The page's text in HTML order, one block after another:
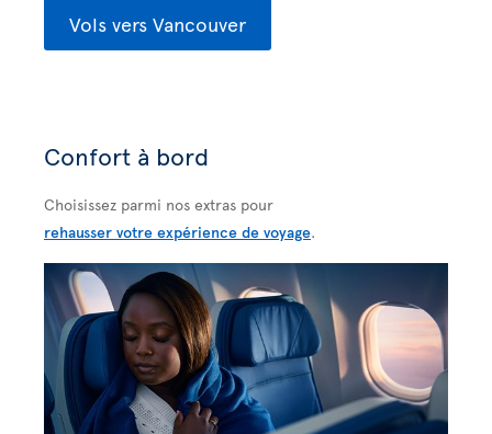
Vols vers Vancouver
Confort à bord
Choisissez parmi nos extras pour
rehausser votre expérience de voyage.